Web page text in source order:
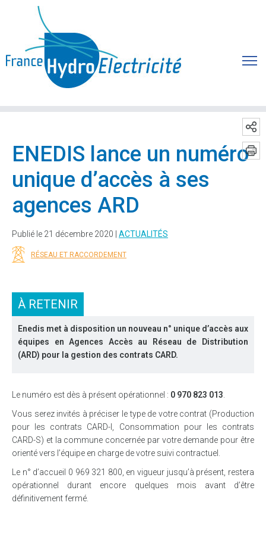
ENEDIS lance un numéro
unique d’accès à ses
agences ARD
Publié le 21 décembre 2020 | ACTUALITÉS
RÉSEAU ET RACCORDEMENT
À RETENIR
Enedis met à disposition un nouveau n° unique d’accès aux
équipes en Agences Accès au Réseau de Distribution
(ARD) pour la gestion des contrats CARD.
Le numéro est dès à présent opérationnel : 0 970 823 013
Vous serez invités à préciser le type de votre contrat (Production
pour les contrats CARD-I, Consommation pour les contrats
CARD-S) et la commune concernée par votre demande pour être
orienté vers l’équipe en charge de votre suivi contractuel.
Le n° d’accueil 0 969 321 800, en vigueur jusqu’à présent, restera
opérationnel durant encore quelques mois avant d’être
définitivement fermé.